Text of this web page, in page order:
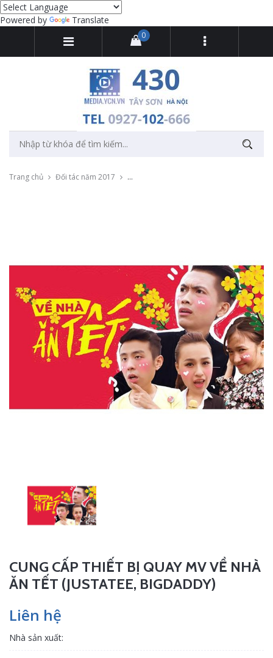
Powered by Translate
0
Trang chủ Đối tác năm 2017 Cung cấp thiết bị quay MV Về nhà ăn Tết
CUNG CẤP THIẾT BỊ QUAY MV VỀ NHÀ
ĂN TẾT (JUSTATEE, BIGDADDY)
Liên hệ
Nhà sản xuất: